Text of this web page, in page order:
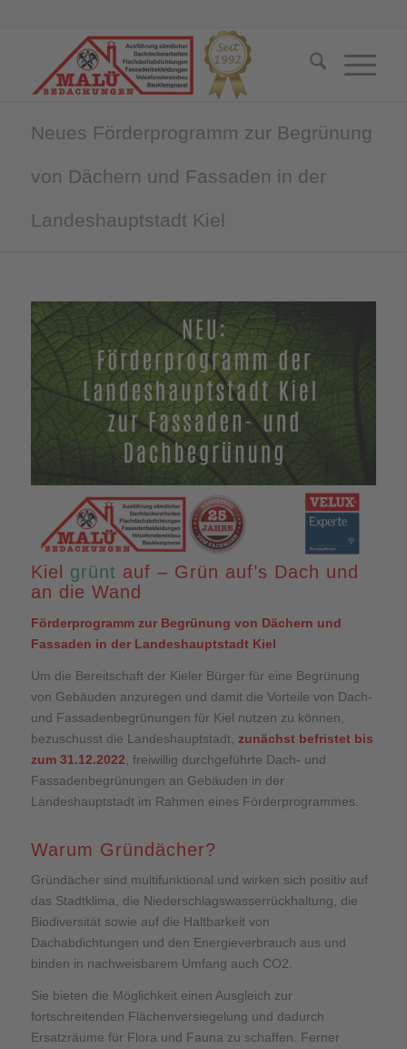
Neues Förderprogramm zur Begrünung
von Dächern und Fassaden in der
Landeshauptstadt Kiel
Kiel grünt auf – Grün auf’s Dach und
an die Wand
Förderprogramm zur Begrünung von Dächern und
Fassaden in der Landeshauptstadt Kiel
Um die Bereitschaft der Kieler Bürger für eine Begrünung
von Gebäuden anzuregen und damit die Vorteile von Dach-
und Fassadenbegrünungen für Kiel nutzen zu können,
bezuschusst die Landeshauptstadt, zunächst befristet bis
zum 31.12.2022 , freiwillig durchgeführte Dach- und
Fassadenbegrünungen an Gebäuden in der
Landeshauptstadt im Rahmen eines Förderprogrammes.
Warum Gründächer?
Gründächer sind multifunktional und wirken sich positiv auf
das Stadtklima, die Niederschlagswasserrückhaltung, die
Biodiversität sowie auf die Haltbarkeit von
Dachabdichtungen und den Energieverbrauch aus und
binden in nachweisbarem Umfang auch CO2.
Sie bieten die Möglichkeit einen Ausgleich zur
fortschreitenden Flächenversiegelung und dadurch
Ersatzräume für Flora und Fauna zu schaffen. Ferner